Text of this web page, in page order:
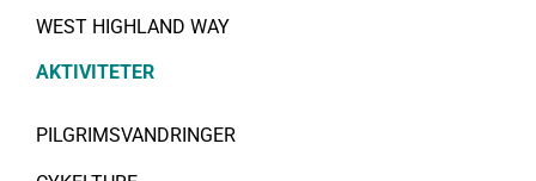
WEST HIGHLAND WAY
AKTIVITETER
PILGRIMSVANDRINGER